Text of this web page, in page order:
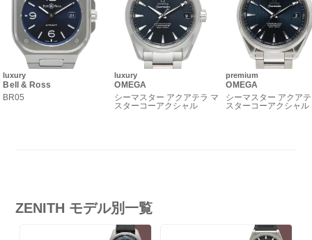
luxury
Bell & Ross
BR05
luxury
OMEGA
シーマスター アクアテラ マ
スターコーアクシャル
premium
OMEGA
シーマスター アクア
スターコーアクシャル
ZENITH モデル別一覧